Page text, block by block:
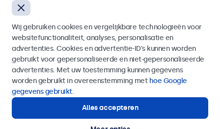
4.8/5 door 5000+ bedrijven
Nederlands
Verzenden
Of bel ons op
Hulp of advies nodig?
Direct contact met een specialist.
Wij gebruiken cookies en vergelijkbare technologieën voor
websitefunctionaliteit, analyses, personalisatie en
advertenties. Cookies en advertentie-ID’s kunnen worden
gebruikt voor gepersonaliseerde en niet-gepersonaliseerde
advertenties. Met uw toestemming kunnen gegevens
worden gebruikt in overeenstemming met hoe Google
gegevens gebruikt.
Alles accepteren